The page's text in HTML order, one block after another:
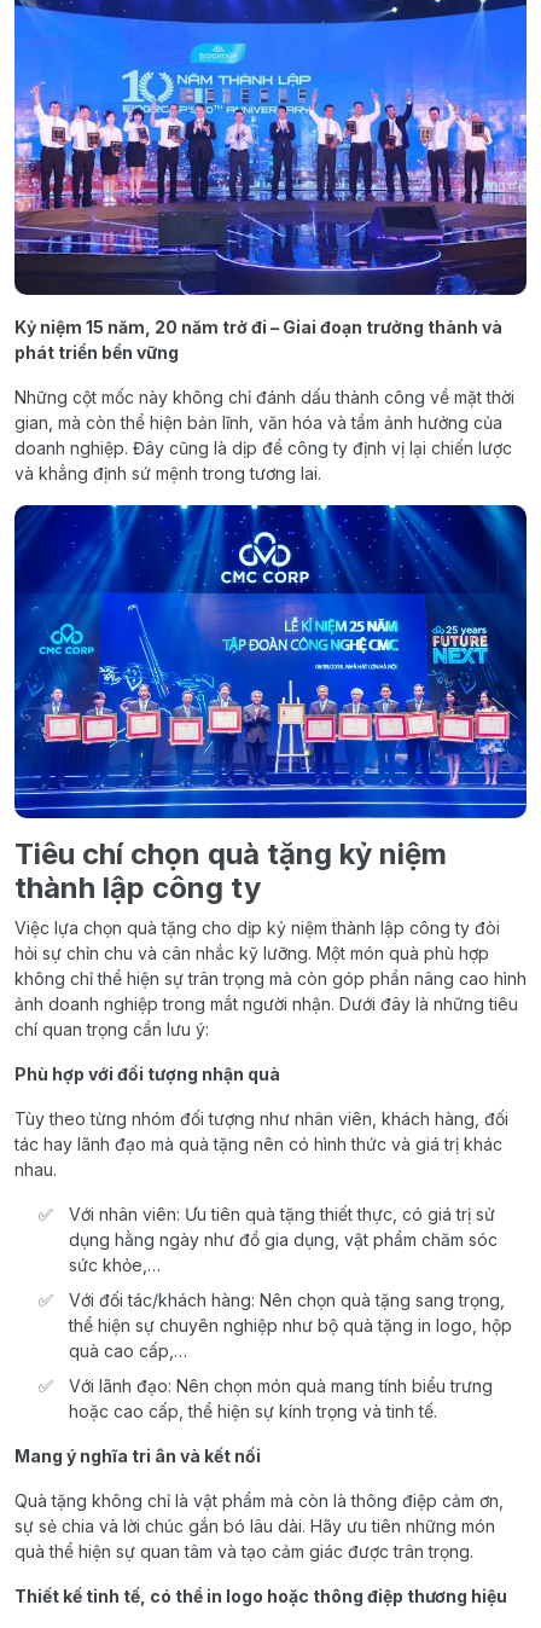
Kỷ niệm 15 năm, 20 năm trở đi – Giai đoạn trưởng thành và
phát triển bền vững
Những cột mốc này không chỉ đánh dấu thành công về mặt thời
gian, mà còn thể hiện bản lĩnh, văn hóa và tầm ảnh hưởng của
doanh nghiệp. Đây cũng là dịp để công ty định vị lại chiến lược
và khẳng định sứ mệnh trong tương lai.
Tiêu chí chọn quà tặng kỷ niệm
thành lập công ty
Việc lựa chọn quà tặng cho dịp kỷ niệm thành lập công ty đòi
hỏi sự chỉn chu và cân nhắc kỹ lưỡng. Một món quà phù hợp
không chỉ thể hiện sự trân trọng mà còn góp phần nâng cao hình
ảnh doanh nghiệp trong mắt người nhận. Dưới đây là những tiêu
chí quan trọng cần lưu ý:
Phù hợp với đối tượng nhận quà
Tùy theo từng nhóm đối tượng như nhân viên, khách hàng, đối
tác hay lãnh đạo mà quà tặng nên có hình thức và giá trị khác
nhau.
Với nhân viên: Ưu tiên quà tặng thiết thực, có giá trị sử
dụng hằng ngày như đồ gia dụng, vật phẩm chăm sóc
sức khỏe,…
Với đối tác/khách hàng: Nên chọn quà tặng sang trọng,
thể hiện sự chuyên nghiệp như bộ quà tặng in logo, hộp
quà cao cấp,…
Với lãnh đạo: Nên chọn món quà mang tính biểu trưng
hoặc cao cấp, thể hiện sự kính trọng và tinh tế.
Mang ý nghĩa tri ân và kết nối
Quà tặng không chỉ là vật phẩm mà còn là thông điệp cảm ơn,
sự sẻ chia và lời chúc gắn bó lâu dài. Hãy ưu tiên những món
quà thể hiện sự quan tâm và tạo cảm giác được trân trọng.
Thiết kế tinh tế, có thể in logo hoặc thông điệp thương hiệu